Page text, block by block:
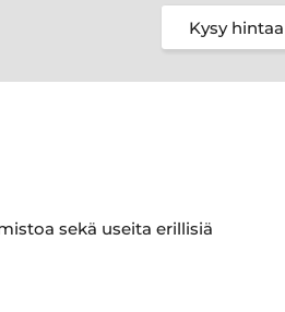
Kysy hintaa
sekä useita erillisiä